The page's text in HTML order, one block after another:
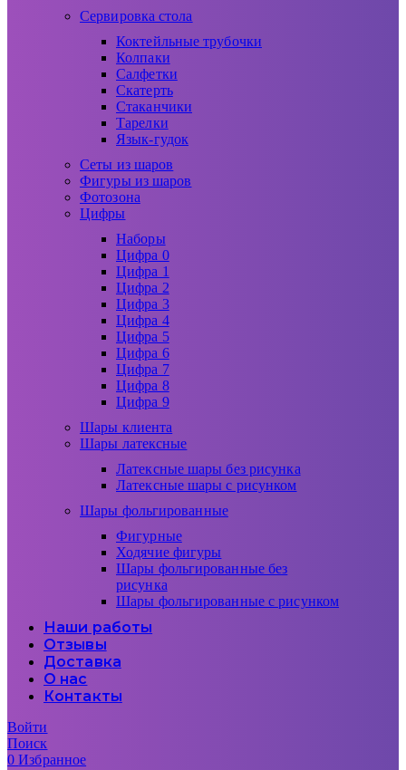
Сервировка стола
Коктейльные трубочки
Колпаки
Салфетки
Скатерть
Стаканчики
Тарелки
Язык-гудок
Сеты из шаров
Фигуры из шаров
Фотозона
Цифры
Наборы
Цифра 0
Цифра 1
Цифра 2
Цифра 3
Цифра 4
Цифра 5
Цифра 6
Цифра 7
Цифра 8
Цифра 9
Шары клиента
Шары латексные
Латексные шары без рисунка
Латексные шары с рисунком
Шары фольгированные
Фигурные
Ходячие фигуры
Шары фольгированные без
рисунка
Шары фольгированные с рисунком
Наши работы
Отзывы
Доставка
О нас
Контакты
Войти
Поиск
0Избранное